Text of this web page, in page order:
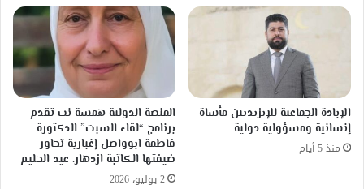
الإبادة الجماعية للإيزيديين مأساة
إنسانية ومسؤولية دولية
منذ 5 أيام
المنصة الدولية همسة نت تقدم
برنامج “لقاء السبت” الدكتورة
فاطمة ابوواصل إغبارية تحاور
ضيفتها الكاتبة ازدهار. عيد الحليم
2 يوليو، 2026